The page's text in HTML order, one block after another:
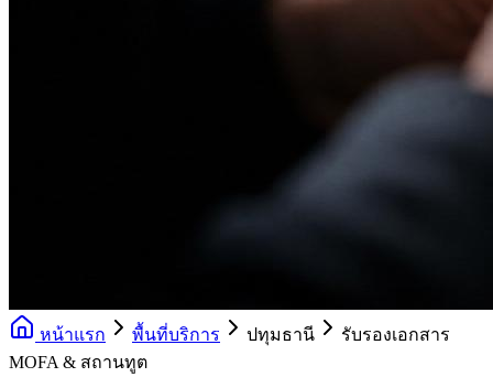
หน้าแรก พื้นที่บริการ ปทุมธานี
รับรองเอกสาร
MOFA & สถานทูต